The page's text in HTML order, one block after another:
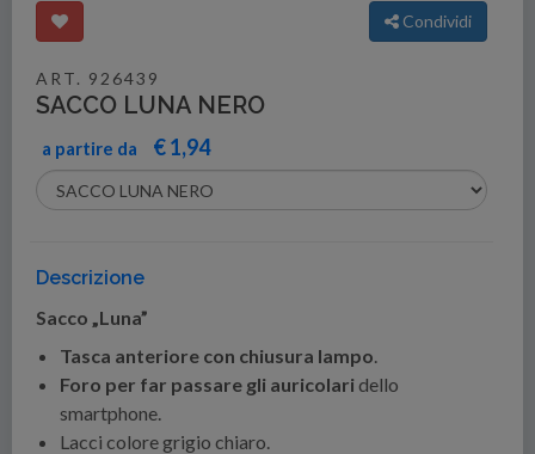
Condividi
ART. 926439
SACCO LUNA NERO
a partire da € 1,94
Descrizione
Sacco „Luna”
Tasca anteriore con chiusura lampo.
Foro per far passare gli auricolari dello
smartphone.
Lacci colore grigio chiaro.